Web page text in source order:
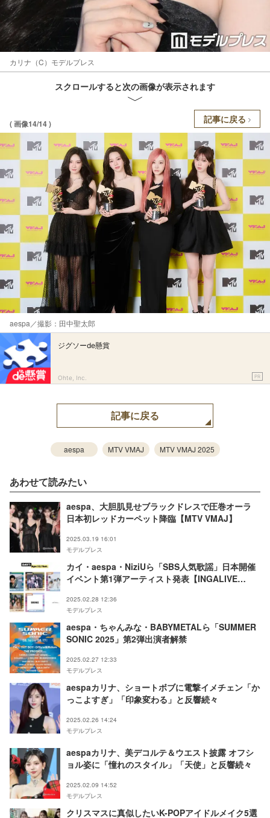
カリナ（C）モデルプレス
スクロールすると次の画像が表示されます
( 画像14/14 ) 記事に戻る
aespa／撮影：田中聖太郎
ジグソーde懸賞
Ohte, Inc. PR
記事に戻る
aespa MTV VMAJ MTV VMAJ 2025
あわせて読みたい
aespa、大胆肌見せブラックドレスで圧巻オーラ
日本初レッドカーペット降臨【MTV VMAJ】
2025.03.19 16:01
モデルプレス
カイ・aespa・NiziUら「SBS人気歌謡」日本開催
イベント第1弾アーティスト発表【INGALIVE
2025.02.28 12:36
モデルプレス
aespa・ちゃんみな・BABYMETALら「SUMMER
SONIC 2025」第2弾出演者解禁
2025.02.27 12:33
モデルプレス
aespaカリナ、ショートボブに電撃イメチェン「か
っこよすぎ」「印象変わる」と反響続々
2025.02.26 14:24
モデルプレス
aespaカリナ、美デコルテ＆ウエスト披露 オフシ
ョル姿に「憧れのスタイル」「天使」と反響続々
2025.02.09 14:52
モデルプレス
クリスマスに真似したいK-POPアイドルメイク5選